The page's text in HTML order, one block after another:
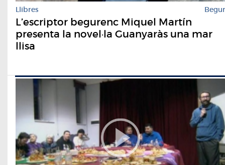
Llibres Begur
L’escriptor begurenc Miquel Martín
presenta la novel·la Guanyaràs una mar
llisa